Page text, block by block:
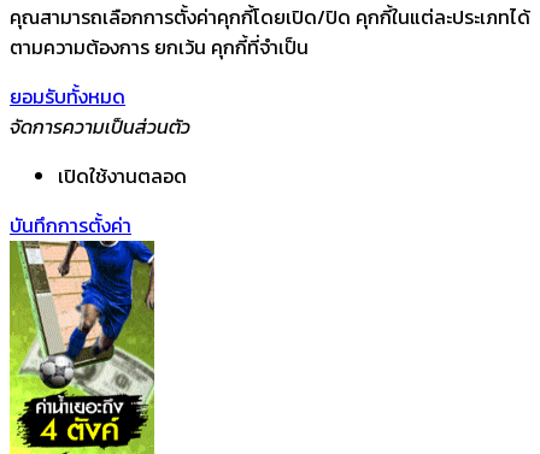
คุณสามารถเลือกการตั้งค่าคุกกี้โดยเปิด/ปิด คุกกี้ในแต่ละประเภทได้
ตามความต้องการ ยกเว้น คุกกี้ที่จำเป็น
ยอมรับทั้งหมด
จัดการความเป็นส่วนตัว
เปิดใช้งานตลอด
บันทึกการตั้งค่า